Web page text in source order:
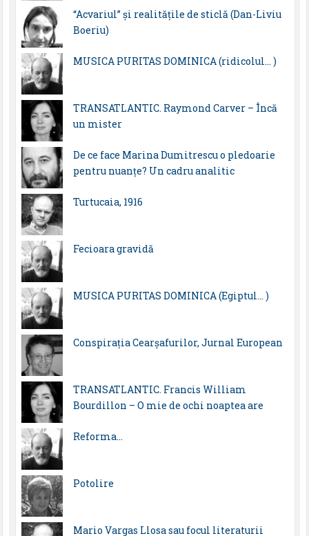
“Acvariul” și realitățile de sticlă (Dan-Liviu
Boeriu)
MUSICA PURITAS DOMINICA (ridicolul… )
TRANSATLANTIC. Raymond Carver – Încă
un mister
De ce face Marina Dumitrescu o pledoarie
pentru nuanțe? Un cadru analitic
Turtucaia, 1916
Fecioara gravidă
MUSICA PURITAS DOMINICA (Egiptul… )
Conspirația Cearșafurilor, Jurnal European
TRANSATLANTIC. Francis William
Bourdillon – O mie de ochi noaptea are
Reforma…
Potolire
Mario Vargas Llosa sau focul literaturii